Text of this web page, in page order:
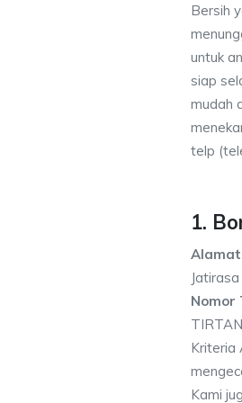
Bersih
untuk
siap
mudah
telp
1.
Nomor
Kriteria
Kami